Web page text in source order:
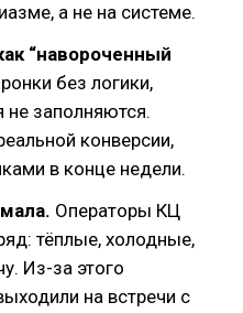
а не на системе.
“навороченный
без логики,
не заполняются.
конверсии,
в конце недели.
Операторы КЦ
тёплые, холодные,
Из-за этого
на встречи с